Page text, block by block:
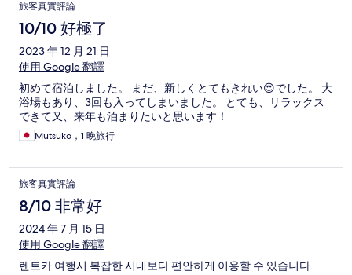
旅客真實評論
10/10 好極了
2023 年 12 月 21 日
使用 Google 翻譯
初めて宿泊しました。 まだ、新しくとてもきれい😍でした。 大
浴場もあり、3回も入ってしまいました。 とても、リラックス
できて又、来年も泊まりたいと思います！
Mutsuko，1 晚旅行
旅客真實評論
8/10 非常好
2024 年 7 月 15 日
使用 Google 翻譯
렌트카 여행시 복잡한 시내보다 편안하게 이용할 수 있습니다.